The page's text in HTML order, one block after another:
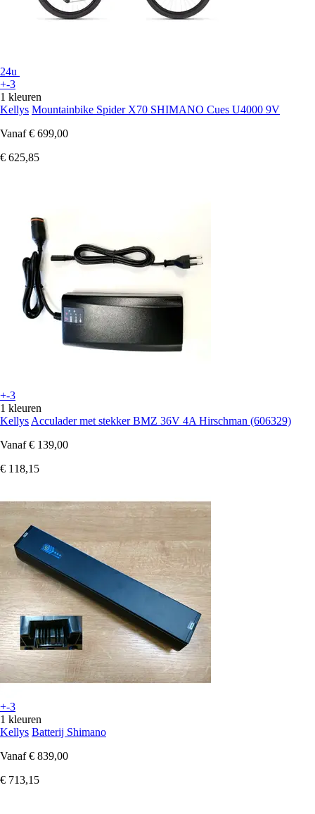
24u
+-3
1 kleuren
Kellys Mountainbike Spider X70 SHIMANO Cues U4000 9V
Vanaf € 699,00
€ 625,85
+-3
1 kleuren
Kellys Acculader met stekker BMZ 36V 4A Hirschman (606329)
Vanaf € 139,00
€ 118,15
+-3
1 kleuren
Kellys Batterij Shimano
Vanaf € 839,00
€ 713,15